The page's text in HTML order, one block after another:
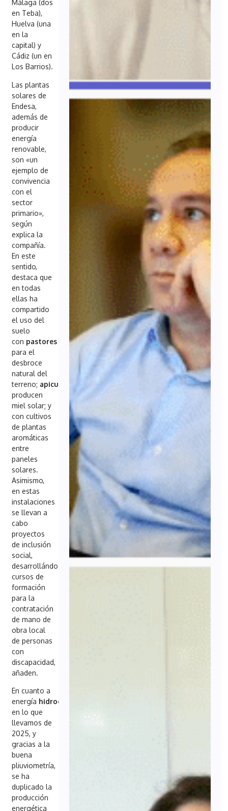
Málaga (dos
en Teba),
Huelva (una
en la
capital) y
Cádiz (un en
Los Barrios).
Las plantas
solares de
Endesa,
además de
producir
energía
renovable,
son «un
ejemplo de
convivencia
con el
sector
primario»,
según
explica la
compañía.
En este
sentido,
destaca que
en todas
ellas ha
compartido
el uso del
suelo
con pastores locales
para el
desbroce
natural del
terreno; apicultores
producen
miel solar; y
con cultivos
de plantas
aromáticas
entre
paneles
solares.
Asimismo,
en estas
instalaciones
se llevan a
cabo
proyectos
de inclusión
social,
desarrollándose
cursos de
formación
para la
contratación
de mano de
obra local
de personas
con
discapacidad,
añaden.
En cuanto a
energía hidroeléctrica
en lo que
llevamos de
2025, y
gracias a la
buena
pliuviometría,
se ha
duplicado la
producción
energética